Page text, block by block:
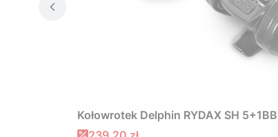
Kołowrotek Delphin RYDAX SH 5+1BB
Cena promocyjna